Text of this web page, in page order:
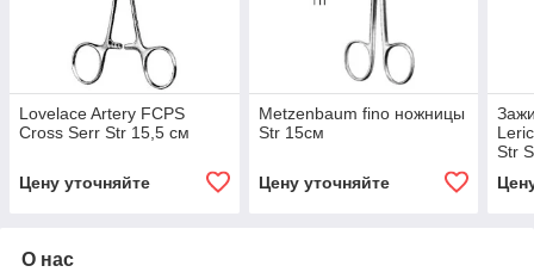
Lovelace Artery FCPS
Cross Serr Str 15,5 см
Цену уточняйте
Metzenbaum fino ножницы
Str 15см
Цену уточняйте
Str
О нас